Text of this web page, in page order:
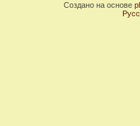
Создано на основе